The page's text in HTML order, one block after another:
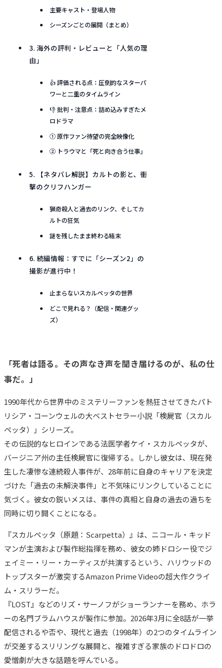
主要キャスト・登場人物
シーズンごとの展開（まとめ）
3. 海外の評判・レビューと「人気の理
由」
👍 評価される点：圧倒的なスターパ
ワーと二重のタイムライン
👎 批判・注意点：詰め込みすぎたメ
ロドラマ
① 原作ファン待望の完全映像化
② トラウマと「死と向き合う仕事」
5. 【ネタバレ解説】カルトの影と、衝
撃のクリフハンガー
猟奇殺人と過去のリンク、そしてカ
ルトの狂気
謎を残したまま終わる結末
6. 続編情報：すでに「シーズン2」の
撮影が進行中！
止まらないスカルペッタの世界
どこで見れる？（配信・関連グッ
ズ）
「死者は語る。その声なき声を聞き届けるのが、私の仕
事だ。」
1990年代から世界中のミステリーファンを熱狂させてきたパト
リシア・コーンウェルの大ベストセラー小説「検屍官（スカル
ペッタ）」シリーズ。
その伝説的なヒロインである法医学者ケイ・スカルペッタが、
バージニア州の主任検屍官に復帰する。しかし彼女は、現在発
生した凄惨な連続殺人事件が、28年前に自身のキャリアを決定
づけた「過去の未解決事件」と不気味にリンクしていることに
気づく。彼女の鋭いメスは、事件の真相と自身の過去の過ちを
同時に切り開くことになる。
『スカルペッタ（原題：Scarpetta）』は、ニコール・キッド
マンが主演および製作総指揮を務め、彼女の姉ドロシー役でジ
ェイミー・リー・カーティスが共演するという、ハリウッドの
トップスターが激突するAmazon Prime Videoの超大作クライ
ム・スリラーだ。
『LOST』などのリズ・サーノフがショーランナーを務め、ホラ
ーの名門ブラムハウスが製作に参加。2026年3月に全8話が一挙
配信されるや否や、現代と過去（1998年）の2つのタイムライン
が交差するスリリングな展開と、複雑すぎる家族のドロドロの
愛憎劇が大きな話題を呼んでいる。